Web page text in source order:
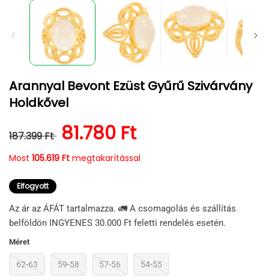
médiafájl
megnyitása
modális
párbeszédpanelen
Arannyal Bevont Ezüst Gyűrű Szivárvány
Holdkővel
Normál ár
187.399 Ft Kedvezményes ár
81.780 Ft
Most 105.619 Ft megtakarítással
Elfogyott
Az ár az ÁFÁT tartalmazza. 🚛 A csomagolás és szállítás
belföldön INGYENES 30.000 Ft feletti rendelés esetén.
Méret
62-63 59-58 57-56 54-55